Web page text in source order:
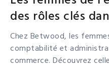
des rôles clés
construction
Chez Betwood, les
comptabilité et
commerce. Découvrez